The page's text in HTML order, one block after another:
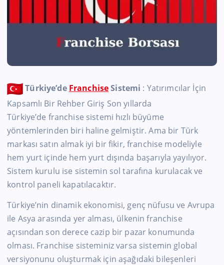
Türkiye’de FranchiseSistemi : Yatırımcılar İçin
Kapsamlı Bir Rehber Giriş Son yıllarda
Türkiye’de franchise sistemi hızlı büyüme
yöntemlerinden biri haline gelmiştir. Ama bir Türk
markası satın almak iyi bir fikir, franchise modeliyle
hem yurt içinde hem yurt dışında başarıyla yayılıyor.
Sistem kurulu ise sistemin sol tarafına kurulacak ve
kontrol paneli kapatılacaktır.
Türkiye’nin dinamik ekonomisi, genç nüfusu ve Avrupa
ile Asya arasında yer alması, ülkenin franchise
açısından son derece cazip bir pazar konumunda
olması. Franchise sisteminizvarsa sistemin global
versiyonunu oluşturmak için aşağıdaki bileşenleri